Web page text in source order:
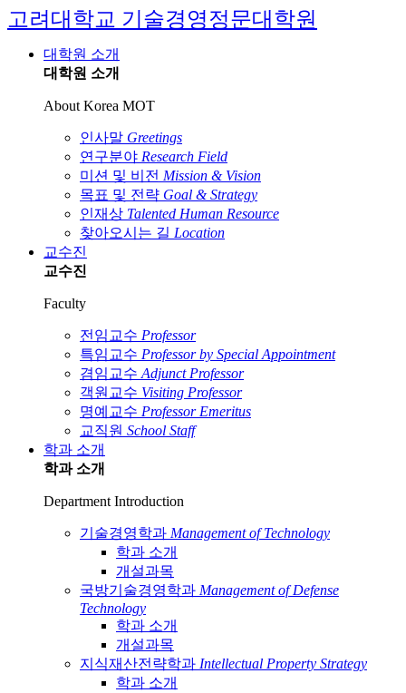
고려대학교 기술경영정문대학원
대학원 소개
대학원 소개
About Korea MOT
인사말 Greetings
연구분야 Research Field
미션 및 비전 Mission & Vision
목표 및 전략 Goal & Strategy
인재상 Talented Human Resource
찾아오시는 길 Location
교수진
교수진
Faculty
전임교수 Professor
특임교수 Professor by Special Appointment
겸임교수 Adjunct Professor
객원교수 Visiting Professor
명예교수 Professor Emeritus
교직원 School Staff
학과 소개
학과 소개
Department Introduction
기술경영학과 Management of Technology
학과 소개
개설과목
국방기술경영학과 Management of Defense
Technology
학과 소개
개설과목
지식재산전략학과 Intellectual Property Strategy
학과 소개